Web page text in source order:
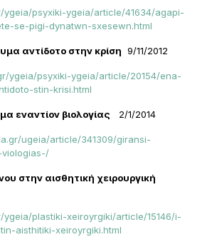
psyxiki-ygeia/article/41634/agapi-
se-pigi-dynatwn-sxesewn.html
αντίδοτο στην κρίση 9/11/2012
ygeia/psyxiki-ygeia/article/20154/ena-
stin-krisi.html
εναντίον βιολογίας 2/1/2014
ugeia/article/341309/giransi-
στην αισθητική χειρουργική
plastiki-xeiroyrgiki/article/15146/i-
aisthitiki-xeiroyrgiki.html